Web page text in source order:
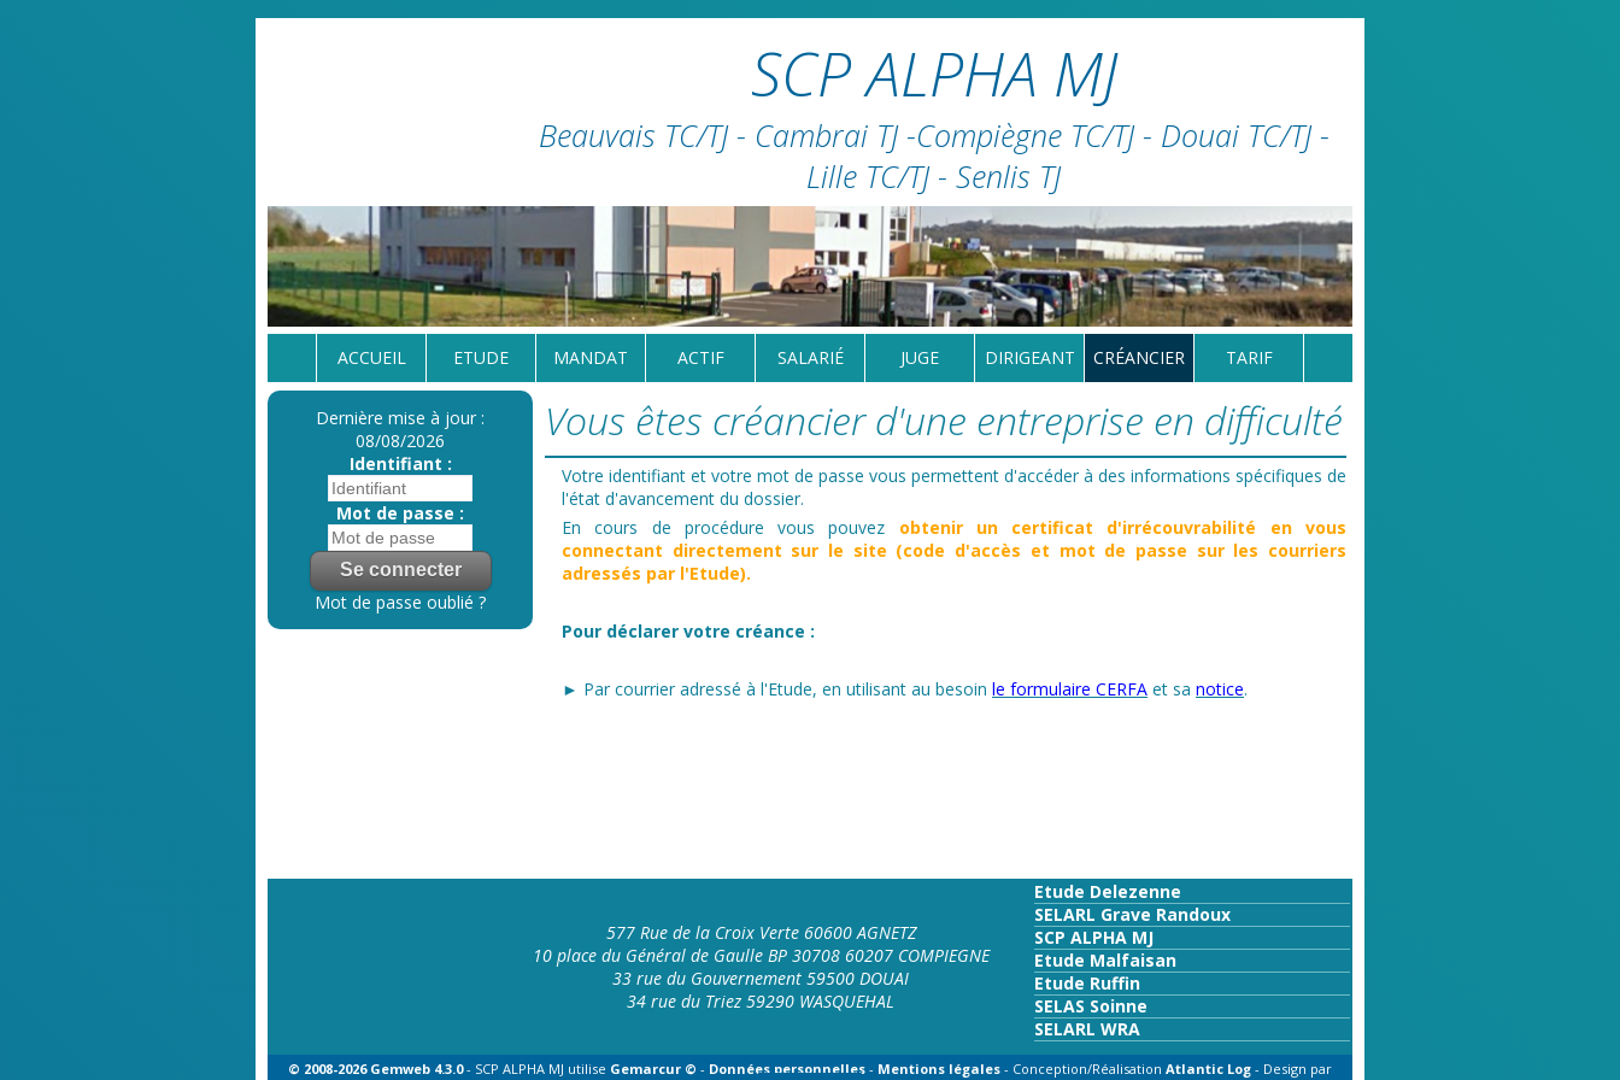
SCP ALPHA MJ
Beauvais TC/TJ - Cambrai TJ -Compiègne TC/TJ - Douai TC/TJ -
Lille TC/TJ - Senlis TJ
ACCUEIL ETUDE MANDAT ACTIF SALARIÉ JUGE DIRIGEANT CRÉANCIER TARIF
Dernière mise à jour :
08/08/2026
Identifiant :
Mot de passe :
Mot de passe oublié ?
Vous êtes créancier d'une entreprise en difficulté
Votre identifiant et votre mot de passe vous permettent d'accéder à des informations spécifiques de
l'état d'avancement du dossier.
En cours de procédure vous pouvez obtenir un certificat d'irrécouvrabilité en vous
connectant directement sur le site (code d'accès et mot de passe sur les courriers
adressés par l'Etude).
Pour déclarer votre créance :
► Par courrier adressé à l'Etude, en utilisant au besoin le formulaire CERFA et sa notice.
577 Rue de la Croix Verte 60600 AGNETZ
10 place du Général de Gaulle BP 30708 60207 COMPIEGNE
33 rue du Gouvernement 59500 DOUAI
34 rue du Triez 59290 WASQUEHAL
Etude Delezenne
SELARL Grave Randoux
SCP ALPHA MJ
Etude Malfaisan
Etude Ruffin
SELAS Soinne
SELARL WRA
© 2008-2026 Gemweb 4.3.0- SCP ALPHA MJ utilise Gemarcur © - Données personnelles - Mentions légales - Conception/Réalisation Atlantic Log - Design par